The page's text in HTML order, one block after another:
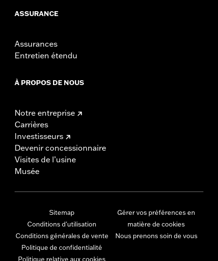
ASSURANCE
Assurances
Entretien étendu
À PROPOS DE NOUS
Notre entreprise
Carrières
Investisseurs
Devenir concessionnaire
Visites de l’usine
Musée
Sitemap
Conditions d'utilisation
Conditions générales de vente
Politique de confidentialité
Politique relative aux cookies
Gérer vos préférences en
matière de cookies
Nous prenons soin de vous